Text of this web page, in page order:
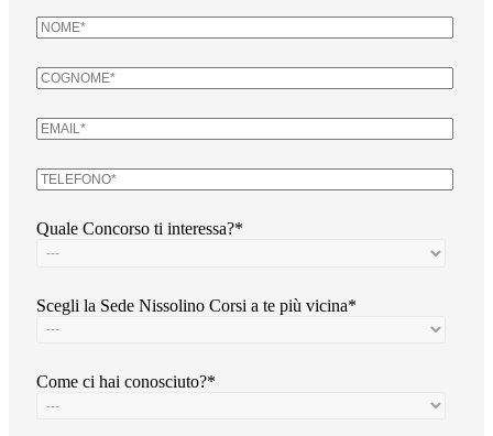
Quale Concorso ti interessa?*
Scegli la Sede Nissolino Corsi a te più vicina*
Come ci hai conosciuto?*